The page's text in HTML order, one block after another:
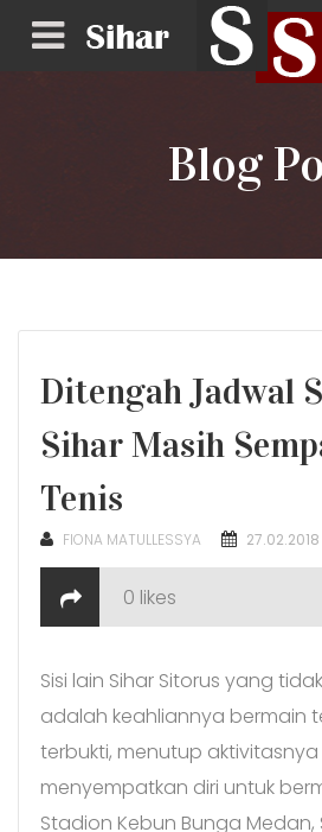
Blog
Ditengah Jadwal
Sihar Masih
Tenis
FIONA MATULLESSYA
POSTED
27.02.2018
0 likes
Sisi lain Sihar Sitorus yang
adalah keahliannya bermain
terbukti, menutup aktivitasnya
menyempatkan diri untuk
Stadion Kebun Bunga